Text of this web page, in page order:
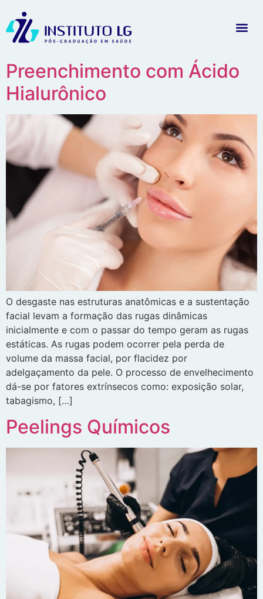
Preenchimento com Ácido
Hialurônico
O desgaste nas estruturas anatômicas e a sustentação
facial levam a formação das rugas dinâmicas
inicialmente e com o passar do tempo geram as rugas
estáticas. As rugas podem ocorrer pela perda de
volume da massa facial, por flacidez por
adelgaçamento da pele. O processo de envelhecimento
dá-se por fatores extrínsecos como: exposição solar,
tabagismo, […]
Peelings Químicos